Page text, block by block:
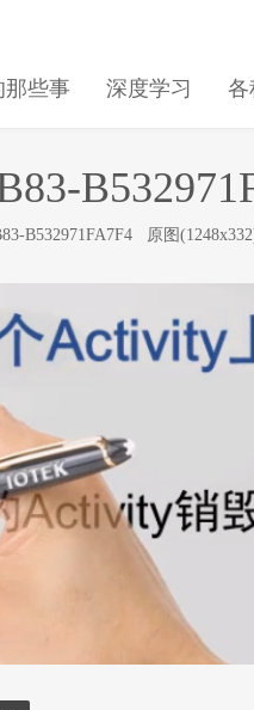
那些事 深度学习 各
B532971FA7F4 原图